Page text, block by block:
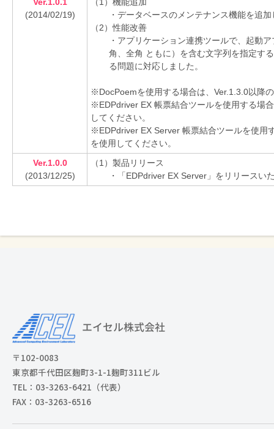
(2014/02/19)
・データベースのメンテナンス機能を追
（2）性能改善
・アプリケーション連携ツールで、起動
角、全角 ともに）を含む文字列を指定す
る問題に対応しました。
※DocPoemを使用する場合は、Ver.1.3.0以降
※EDPdriver EX 帳票結合ツールを使用する場
してください。
※EDPdriver EX Server 帳票結合ツールを使用
を使用してください。
Ver.1.0.0
(2013/12/25)
（1）製品リリース
・「EDPdriver EX Server」をリリースい
〒102-0083
東京都千代田区麹町3-1-1麹町311ビル
TEL：03-3263-6421（代表）
FAX：03-3263-6516